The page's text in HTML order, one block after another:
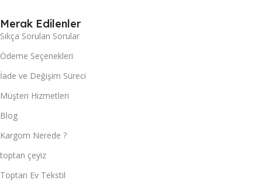
Merak Edilenler
Sıkça Sorulan Sorular
Ödeme Seçenekleri
İade ve Değişim Süreci
Müşteri Hizmetleri
Blog
Kargom Nerede ?
toptan çeyiz
Toptan Ev Tekstil